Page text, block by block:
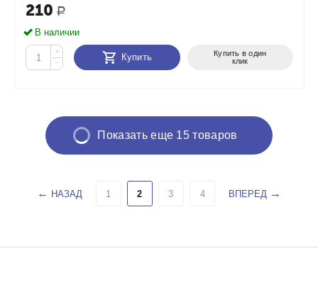
210 Р
В наличии
+
−
Купить
Купить в один
клик
Показать еще 15 товаров
НАЗАД 1 2 3 4 ВПЕРЕД